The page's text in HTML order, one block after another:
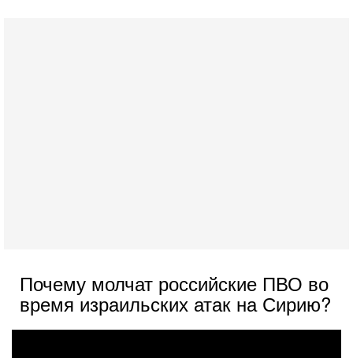
Почему молчат российские ПВО во
время израильских атак на Сирию?